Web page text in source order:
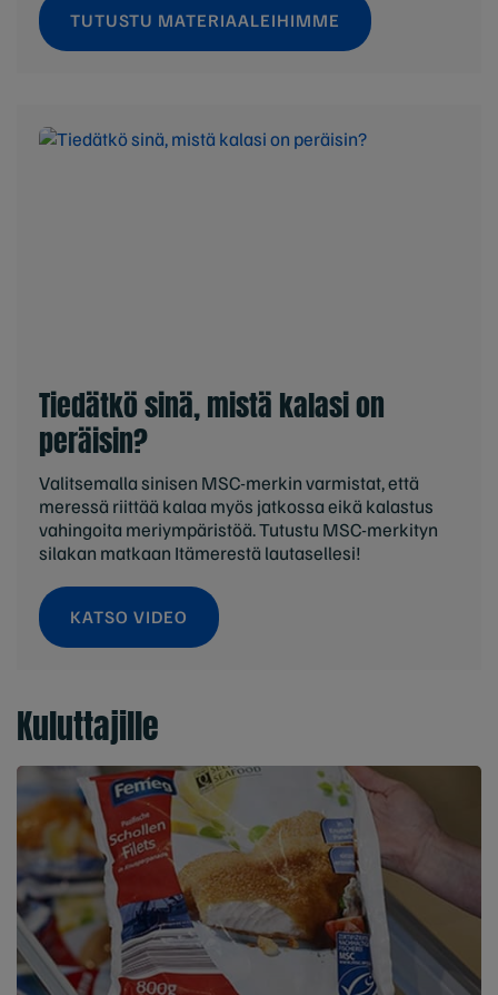
TUTUSTU MATERIAALEIHIMME
Tiedätkö sinä, mistä kalasi on
peräisin?
Valitsemalla sinisen MSC-merkin varmistat, että
meressä riittää kalaa myös jatkossa eikä kalastus
vahingoita meriympäristöä. Tutustu MSC-merkityn
silakan matkaan Itämerestä lautasellesi!
KATSO VIDEO
Kuluttajille